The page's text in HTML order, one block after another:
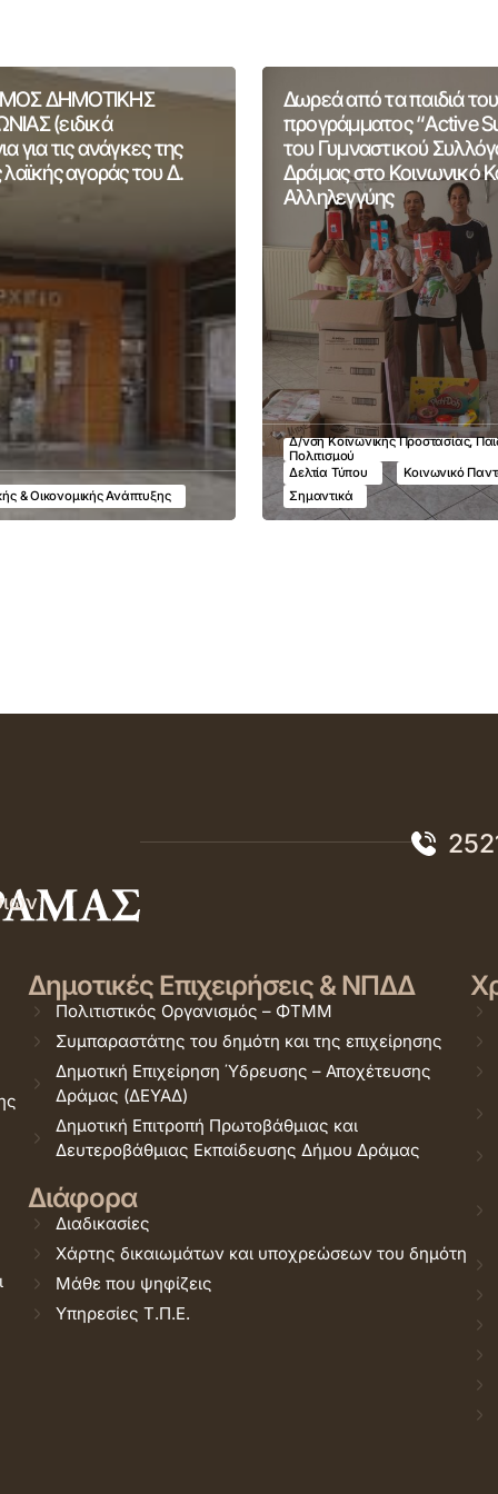
ΔΗΜΟΤΙΚΗΣ
(ειδικά
για τις ανάγκες της
λαϊκής αγοράς του Δ.
& Οικονομικής Ανάπτυξης
Δωρεά από τα παιδιά
προγράμματος “Active
του Γυμναστικού
Δράμας στο Κοινωνικό
Αλληλεγγύης
Δ/νση Κοινωνικής Προστασίας,
Πολιτισμού
Δελτία Τύπου
Κοινωνικό
Σημαντικά
Δημοτικές Επιχειρήσεις & ΝΠΔΔ
Πολιτιστικός Οργανισμός – ΦΤΜΜ
Συμπαραστάτης του δημότη και της επιχείρησης
Δημοτική Επιχείρηση Ύδρευσης – Αποχέτευσης
Δράμας (ΔΕΥΑΔ)
Δημοτική Επιτροπή Πρωτοβάθμιας και
Δευτεροβάθμιας Εκπαίδευσης Δήμου Δράμας
Διάφορα
Διαδικασίες
Χάρτης δικαιωμάτων και υποχρεώσεων του δημότη
Μάθε που ψηφίζεις
Υπηρεσίες Τ.Π.Ε.